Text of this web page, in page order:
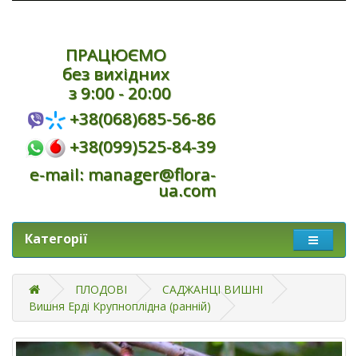
ПРАЦЮЄМО
без вихідних
з 9:00 - 20:00
+38(068)685-56-86
+38(099)525-84-39
e-mail: manager@flora-
ua.com
Категорії
ПЛОДОВІ
САДЖАНЦІ ВИШНІ
Вишня Ерді Крупноплідна (ранній)